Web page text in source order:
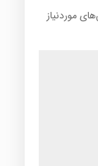
موردنیاز